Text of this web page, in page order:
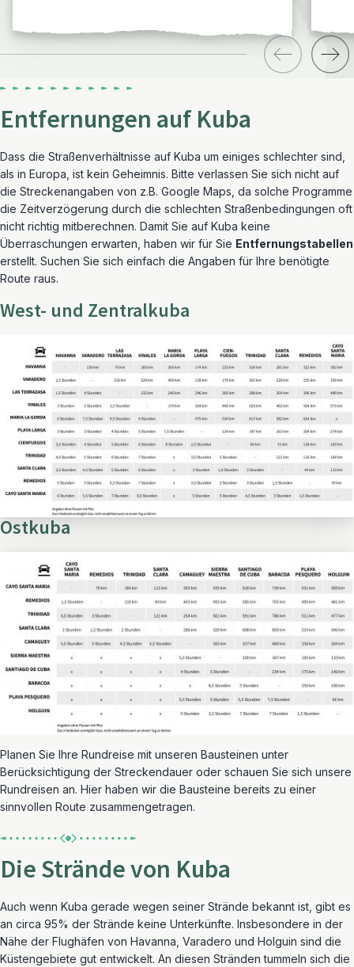
Entfernungen auf Kuba
Dass die Straßenverhältnisse auf Kuba um einiges schlechter sind,
als in Europa, ist kein Geheimnis. Bitte verlassen Sie sich nicht auf
die Streckenangaben von z.B. Google Maps, da solche Programme
die Zeitverzögerung durch die schlechten Straßenbedingungen oft
nicht richtig mitberechnen. Damit Sie auf Kuba keine
Überraschungen erwarten, haben wir für Sie Entfernungstabellen
erstellt. Suchen Sie sich einfach die Angaben für Ihre benötigte
Route raus.
West- und Zentralkuba
Ostkuba
Planen Sie Ihre Rundreise mit unseren Bausteinen unter
Berücksichtigung der Streckendauer oder schauen Sie sich unsere
Rundreisen an. Hier haben wir die Bausteine bereits zu einer
sinnvollen Route zusammengetragen.
Die Strände von Kuba
Auch wenn Kuba gerade wegen seiner Strände bekannt ist, gibt es
an circa 95% der Strände keine Unterkünfte. Insbesondere in der
Nähe der Flughäfen von Havanna, Varadero und Holguin sind die
Küstengebiete gut entwickelt. An diesen Stränden tummeln sich die